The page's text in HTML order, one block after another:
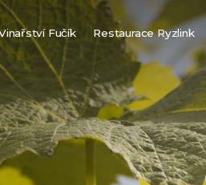
Fučík Restaurace Ryzlink